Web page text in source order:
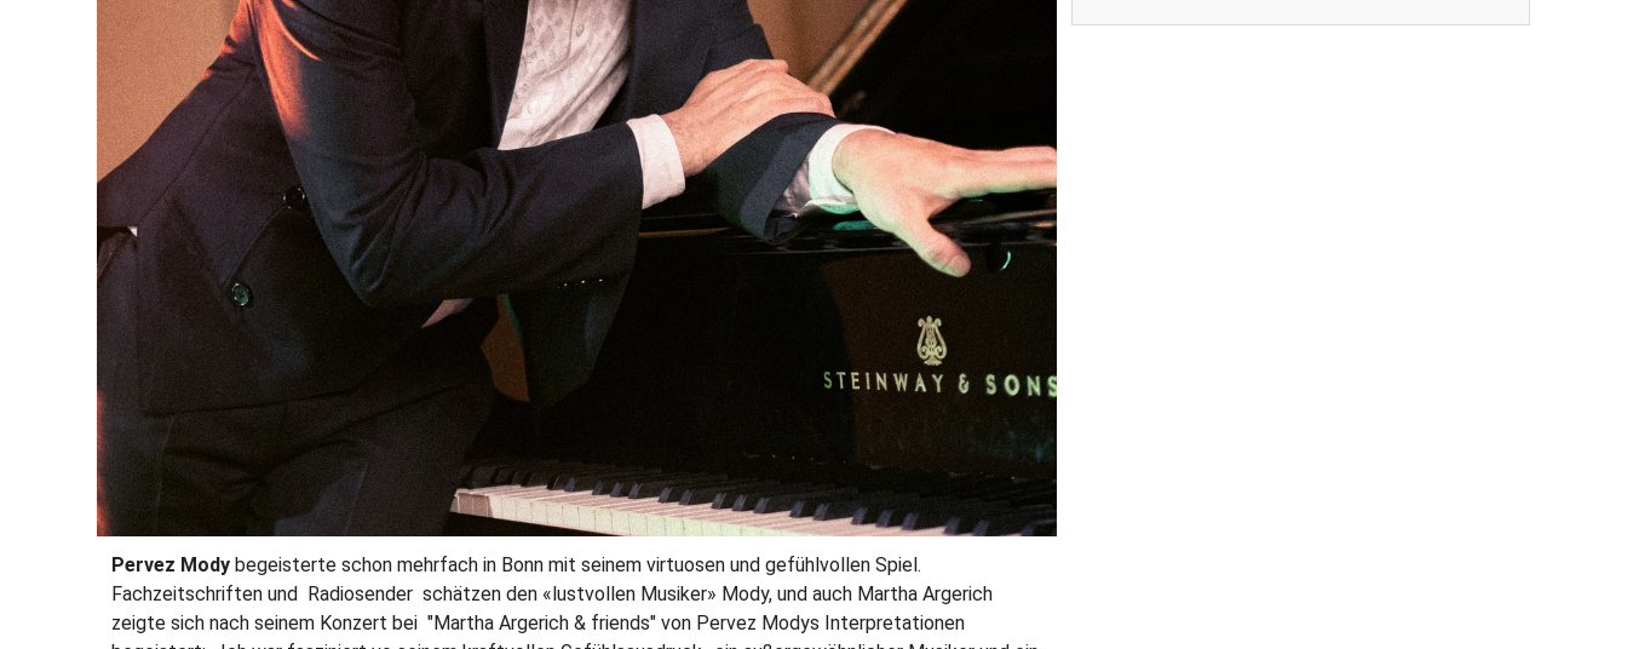
Pervez Mody begeisterte schon mehrfach in Bonn mit seinem virtuosen und gefühlvollen Spiel.
Fachzeitschriften und Radiosender schätzen den «lustvollen Musiker» Mody, und auch Martha Argerich
zeigte sich nach seinem Konzert bei "Martha Argerich & friends" von Pervez Modys Interpretationen